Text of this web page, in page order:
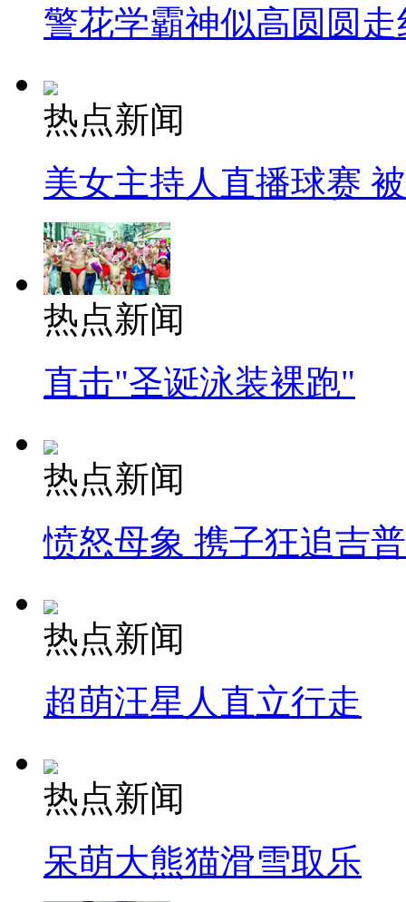
警花学霸神似高圆圆走
热点新闻
美女主持人直播球赛
热点新闻
直击"圣诞泳装裸跑"
热点新闻
愤怒母象 携子狂追吉
热点新闻
超萌汪星人直立行走
热点新闻
呆萌大熊猫滑雪取乐